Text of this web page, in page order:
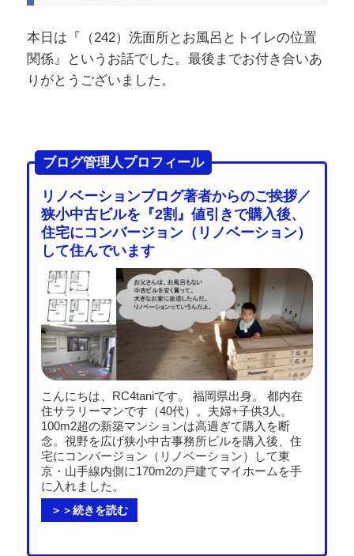
本日は『（242）洗面所とお風呂とトイレの位置
関係』というお話でした。最後までお付き合いあ
りがとうございました。
ブログ管理人プロフィール
リノベーションブログ著者からのご挨拶／
狭小中古ビルを『2割』値引きで購入後、
住宅にコンバージョン（リノベーション）
して住んでいます
こんにちは、RC4taniです。 福岡県出身。 都内在
住サラリーマンです（40代）。夫婦+子供3人。
100m2超の新築マンションは高過ぎて購入を断
念。視野を広げ狭小中古事務所ビルを購入後、住
宅にコンバージョン（リノベーション）して東
京・山手線内側に170m2の戸建てマイホームを手
に入れました。
＞＞続きを読む